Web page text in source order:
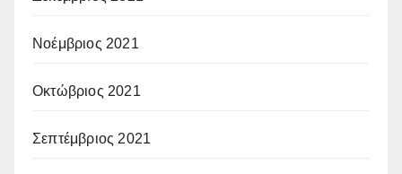
Νοέμβριος 2021
Οκτώβριος 2021
Σεπτέμβριος 2021